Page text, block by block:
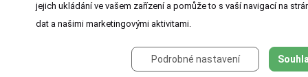
jejich ukládání ve vašem zařízení a pomůže to s vaší navigací na
dat a našimi marketingovými aktivitami.
Podrobné nastavení